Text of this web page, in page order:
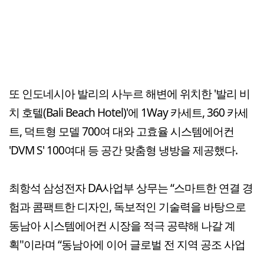
또 인도네시아 발리의 사누르 해변에 위치한 '발리 비
치 호텔(Bali Beach Hotel)'에 1Way 카세트, 360 카세
트, 덕트형 모델 700여 대와 고효율 시스템에어컨
'DVM S' 100여대 등 공간 맞춤형 냉방을 제공했다.
최항석 삼성전자 DA사업부 상무는 “스마트한 연결 경
험과 콤팩트한 디자인, 독보적인 기술력을 바탕으로
동남아 시스템에어컨 시장을 적극 공략해 나갈 계
획"이라며 “동남아에 이어 글로벌 전 지역 공조 사업